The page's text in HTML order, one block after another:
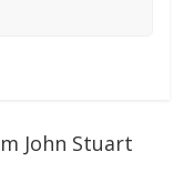
John Stuart